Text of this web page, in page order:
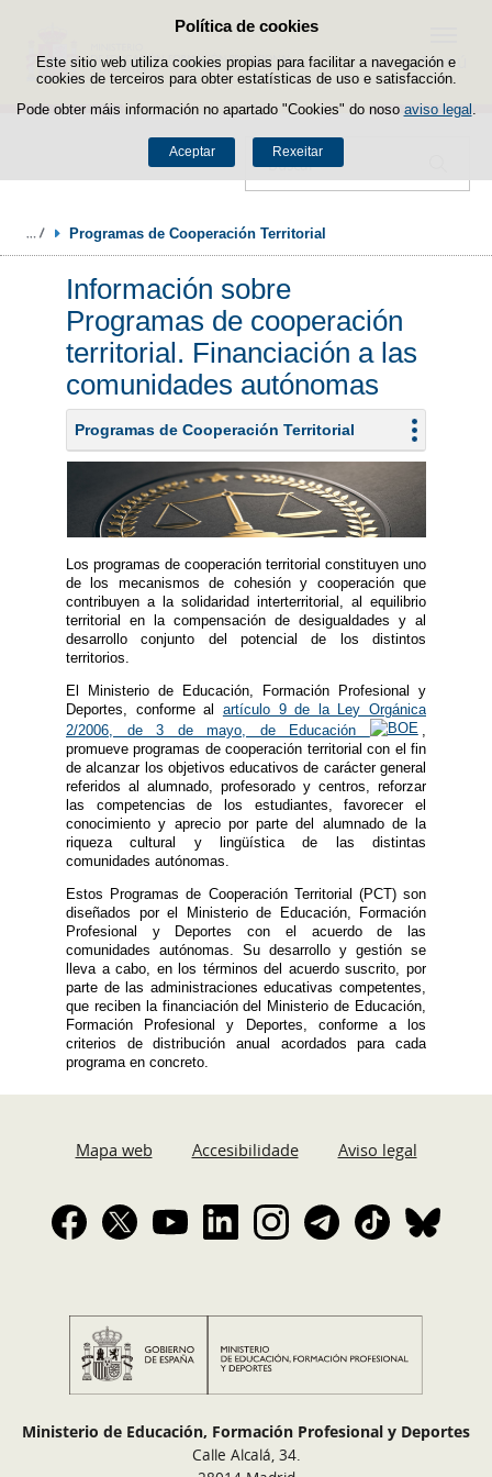
Política de cookies
Este sitio web utiliza cookies propias para facilitar a navegación e
cookies de terceiros para obter estatísticas de uso e satisfacción.
Pode obter máis información no apartado "Cookies" do noso aviso legal
Aceptar Rexeitar
Saltar ao contido
Buscador
Menú
Programas de Cooperación Territorial
Información sobre
Programas de cooperación
territorial. Financiación a las
comunidades autónomas
Programas de Cooperación Territorial
Los programas de cooperación territorial constituyen uno
de los mecanismos de cohesión y cooperación que
contribuyen a la solidaridad interterritorial, al equilibrio
territorial en la compensación de desigualdades y al
desarrollo conjunto del potencial de los distintos
territorios.
El Ministerio de Educación, Formación Profesional y
Deportes, conforme al artículo 9 de la Ley Orgánica
2/2006, de 3 de mayo, de Educación
,
promueve programas de cooperación territorial con el fin
de alcanzar los objetivos educativos de carácter general
referidos al alumnado, profesorado y centros, reforzar
las competencias de los estudiantes, favorecer el
conocimiento y aprecio por parte del alumnado de la
riqueza cultural y lingüística de las distintas
comunidades autónomas.
Estos Programas de Cooperación Territorial (PCT) son
diseñados por el Ministerio de Educación, Formación
Profesional y Deportes con el acuerdo de las
comunidades autónomas. Su desarrollo y gestión se
lleva a cabo, en los términos del acuerdo suscrito, por
parte de las administraciones educativas competentes,
que reciben la financiación del Ministerio de Educación,
Formación Profesional y Deportes, conforme a los
criterios de distribución anual acordados para cada
programa en concreto.
Mapa web Accesibilidade Aviso legal
Ministerio de Educación, Formación Profesional y Deportes
Calle Alcalá, 34.